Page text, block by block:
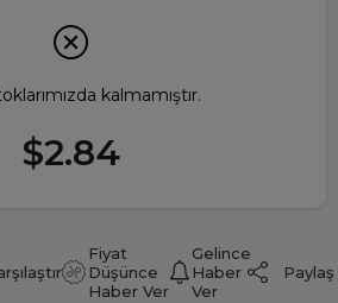
kalmamıştır.
$2.84
Fiyat
Düşünce
Haber Ver
Gelince
Haber
Ver
Paylaş